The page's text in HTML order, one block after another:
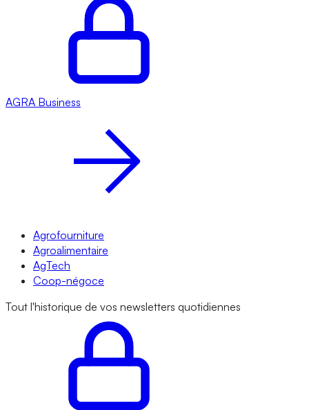
AGRA Business
Agrofourniture
Agroalimentaire
AgTech
Coop-négoce
Tout l'historique de vos newsletters quotidiennes